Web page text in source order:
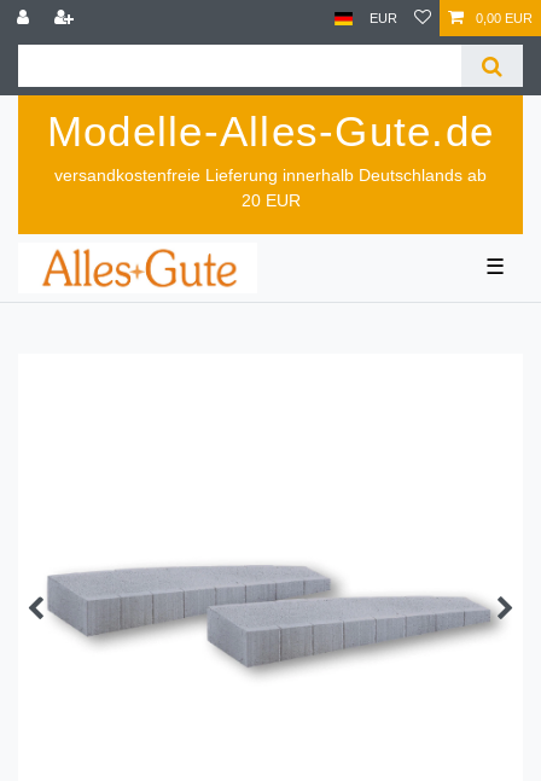
EUR 0,00 EUR
Modelle-Alles-Gute.de
versandkostenfreie Lieferung innerhalb Deutschlands ab
20 EUR
☰